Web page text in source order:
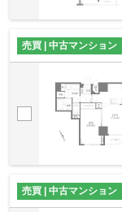
売買 | 中古マンション
売買 | 中古マンション